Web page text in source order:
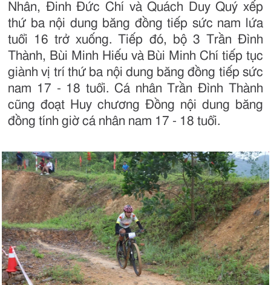
Nhân, Đinh Đức Chí và Quách Duy Quý xếp
thứ ba nội dung băng đồng tiếp sức nam lứa
tuổi 16 trở xuống. Tiếp đó, bộ 3 Trần Đình
Thành, Bùi Minh Hiếu và Bùi Minh Chí tiếp tục
giành vị trí thứ ba nội dung băng đồng tiếp sức
nam 17 - 18 tuổi. Cá nhân Trần Đình Thành
cũng đoạt Huy chương Đồng nội dung băng
đồng tính giờ cá nhân nam 17 - 18 tuổi.